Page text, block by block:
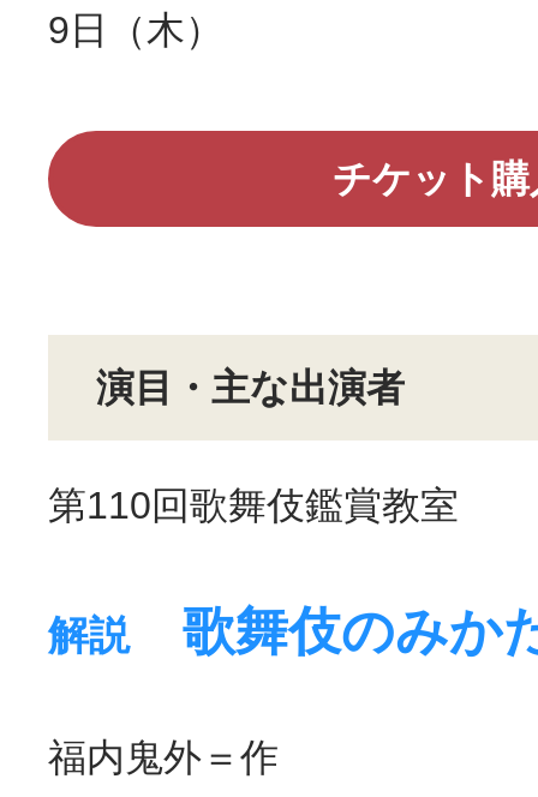
9日（木）
チケット購
演目・主な出演者
第110回歌舞伎鑑賞教室
解説歌舞伎のみか
福内鬼外＝作